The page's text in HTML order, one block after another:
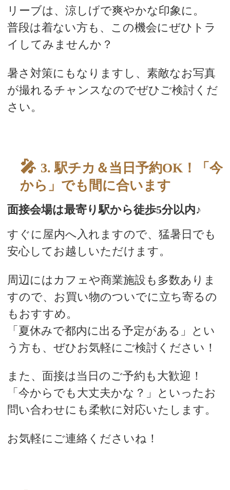
リーブは、涼しげで爽やかな印象に。
普段は着ない方も、この機会にぜひトラ
イしてみませんか？
暑さ対策にもなりますし、素敵なお写真
が撮れるチャンスなのでぜひご検討くだ
さい。
スタッフブログ
3. 駅チカ＆当日予約OK！「今
から」でも間に合います
面接会場は最寄り駅から徒歩5分以内♪
すぐに屋内へ入れますので、猛暑日でも
安心してお越しいただけます。
周辺にはカフェや商業施設も多数ありま
すので、お買い物のついでに立ち寄るの
もおすすめ。
「夏休みで都内に出る予定がある」とい
う方も、ぜひお気軽にご検討ください！
また、面接は当日のご予約も大歓迎！
「今からでも大丈夫かな？」といったお
問い合わせにも柔軟に対応いたします。
お気軽にご連絡くださいね！